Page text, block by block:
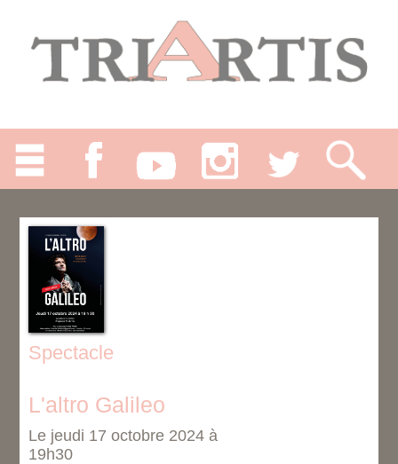
Spectacle
L'altro Galileo
Le jeudi 17 octobre 2024 à
19h30